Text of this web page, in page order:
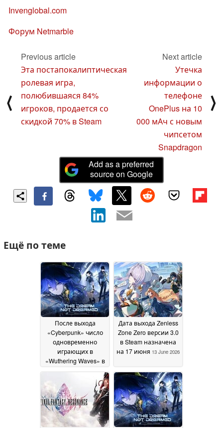
Invenglobal.com
Форум Netmarble
⟨
Previous article
Эта постапокалиптическая
ролевая игра,
полюбившаяся 84%
игроков, продается со
скидкой 70% в Steam
Next article
Утечка
информации о
телефоне
OnePlus на 10
000 мАч с новым
чипсетом
Snapdragon
⟩
Add as a preferred
source on Google
Ещё по теме
После выхода
«Cyberpunk» число
одновременно
играющих в
«Wuthering Waves» в
Steam приблизилось
13 June 2026
Дата выхода Zenless
Zone Zero версии 3.0
в Steam назначена
на 17 июня 13 June 2026